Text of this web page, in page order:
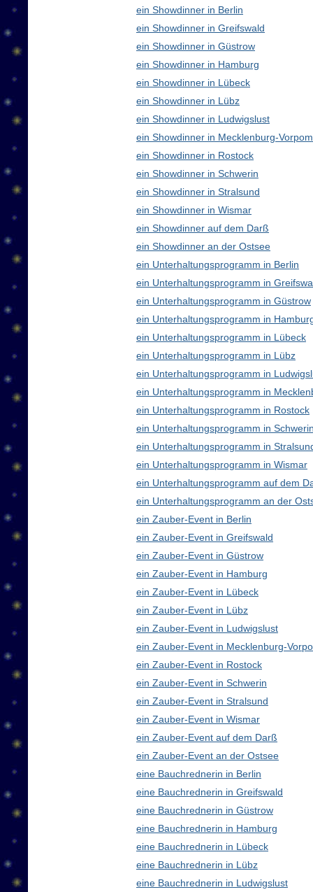
ein Showdinner in Berlin
ein Showdinner in Greifswald
ein Showdinner in Güstrow
ein Showdinner in Hamburg
ein Showdinner in Lübeck
ein Showdinner in Lübz
ein Showdinner in Ludwigslust
ein Showdinner in Mecklenburg-
ein Showdinner in Rostock
ein Showdinner in Schwerin
ein Showdinner in Stralsund
ein Showdinner in Wismar
ein Showdinner auf dem Darß
ein Showdinner an der Ostsee
ein Unterhaltungsprogramm in Berlin
ein Unterhaltungsprogramm in
ein Unterhaltungsprogramm in Güstrow
ein Unterhaltungsprogramm in
ein Unterhaltungsprogramm in Lübeck
ein Unterhaltungsprogramm in Lübz
ein Unterhaltungsprogramm in
ein Unterhaltungsprogramm in
ein Unterhaltungsprogramm in Rostock
ein Unterhaltungsprogramm in
ein Unterhaltungsprogramm in
ein Unterhaltungsprogramm in Wismar
ein Unterhaltungsprogramm auf dem
ein Unterhaltungsprogramm an der
ein Zauber-Event in Berlin
ein Zauber-Event in Greifswald
ein Zauber-Event in Güstrow
ein Zauber-Event in Hamburg
ein Zauber-Event in Lübeck
ein Zauber-Event in Lübz
ein Zauber-Event in Ludwigslust
ein Zauber-Event in Mecklenburg-
ein Zauber-Event in Rostock
ein Zauber-Event in Schwerin
ein Zauber-Event in Stralsund
ein Zauber-Event in Wismar
ein Zauber-Event auf dem Darß
ein Zauber-Event an der Ostsee
eine Bauchrednerin in Berlin
eine Bauchrednerin in Greifswald
eine Bauchrednerin in Güstrow
eine Bauchrednerin in Hamburg
eine Bauchrednerin in Lübeck
eine Bauchrednerin in Lübz
eine Bauchrednerin in Ludwigslust